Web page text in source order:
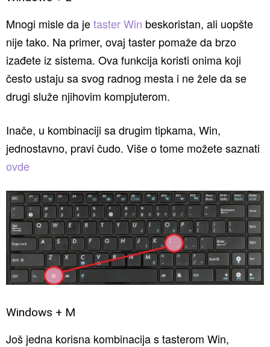
Mnogi misle da jetaster Win beskoristan, ali uopšte
nije tako. Na primer, ovaj taster pomaže da brzo
izađete iz sistema. Ova funkcija koristi onima koji
često ustaju sa svog radnog mesta i ne žele da se
drugi služe njihovim kompjuterom.
Inače, u kombinaciji sa drugim tipkama, Win,
jednostavno, pravi čudo. Više o tome možete saznati
ovde
Windows + M
Još jedna korisna kombinacija s tasterom Win,